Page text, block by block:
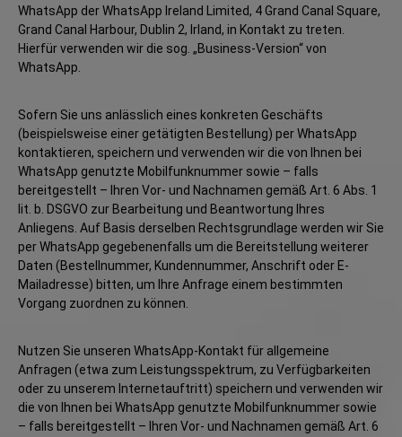
WhatsApp der WhatsApp Ireland Limited, 4 Grand Canal Square,
Grand Canal Harbour, Dublin 2, Irland, in Kontakt zu treten.
Hierfür verwenden wir die sog. „Business-Version“ von
WhatsApp.
Sofern Sie uns anlässlich eines konkreten Geschäfts
(beispielsweise einer getätigten Bestellung) per WhatsApp
kontaktieren, speichern und verwenden wir die von Ihnen bei
WhatsApp genutzte Mobilfunknummer sowie – falls
bereitgestellt – Ihren Vor- und Nachnamen gemäß Art. 6 Abs. 1
lit. b. DSGVO zur Bearbeitung und Beantwortung Ihres
Anliegens. Auf Basis derselben Rechtsgrundlage werden wir Sie
per WhatsApp gegebenenfalls um die Bereitstellung weiterer
Daten (Bestellnummer, Kundennummer, Anschrift oder E-
Mailadresse) bitten, um Ihre Anfrage einem bestimmten
Vorgang zuordnen zu können.
Nutzen Sie unseren WhatsApp-Kontakt für allgemeine
Anfragen (etwa zum Leistungsspektrum, zu Verfügbarkeiten
oder zu unserem Internetauftritt) speichern und verwenden wir
die von Ihnen bei WhatsApp genutzte Mobilfunknummer sowie
– falls bereitgestellt – Ihren Vor- und Nachnamen gemäß Art. 6